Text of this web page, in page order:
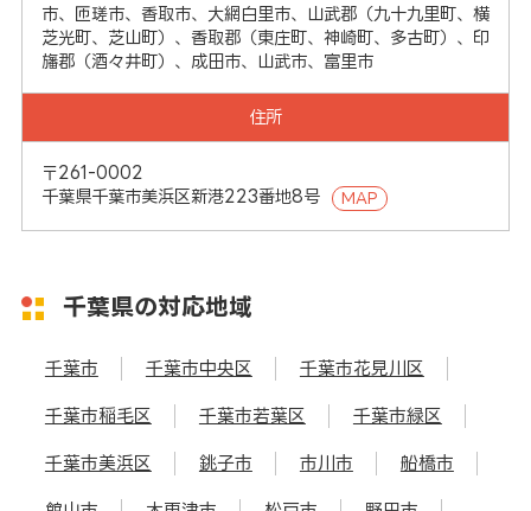
市、匝瑳市、香取市、大網白里市、山武郡（九十九里町、横
芝光町、芝山町）、香取郡（東庄町、神崎町、多古町）、印
旛郡（酒々井町）、成田市、山武市、富里市
住所
〒261-0002
千葉県千葉市美浜区新港223番地8号
MAP
千葉県の対応地域
千葉市 千葉市中央区 千葉市花見川区
千葉市稲毛区 千葉市若葉区 千葉市緑区
千葉市美浜区 銚子市 市川市 船橋市